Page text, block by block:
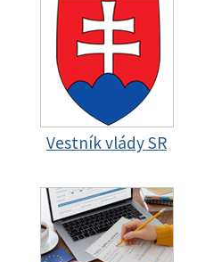
Vestník vlády SR